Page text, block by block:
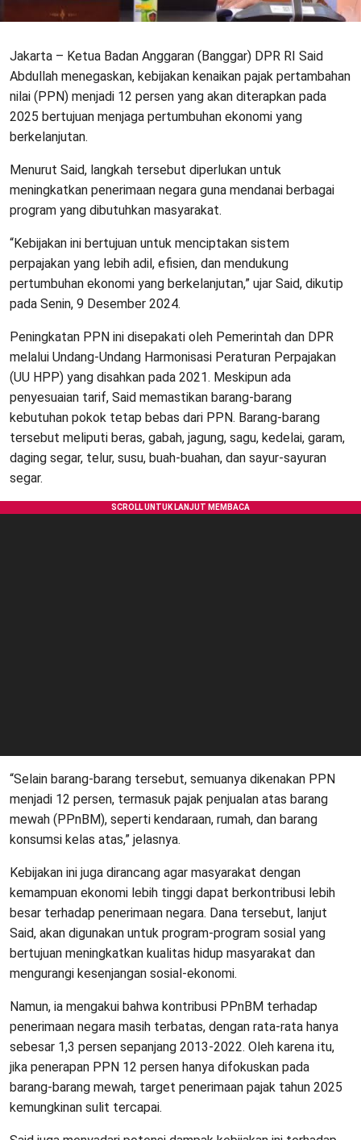
Jakarta – Ketua Badan Anggaran (Banggar) DPR RI Said
Abdullah menegaskan, kebijakan kenaikan pajak pertambahan
nilai (PPN) menjadi 12 persen yang akan diterapkan pada
2025 bertujuan menjaga pertumbuhan ekonomi yang
berkelanjutan.
Menurut Said, langkah tersebut diperlukan untuk
meningkatkan penerimaan negara guna mendanai berbagai
program yang dibutuhkan masyarakat.
“Kebijakan ini bertujuan untuk menciptakan sistem
perpajakan yang lebih adil, efisien, dan mendukung
pertumbuhan ekonomi yang berkelanjutan,” ujar Said, dikutip
pada Senin, 9 Desember 2024.
Peningkatan PPN ini disepakati oleh Pemerintah dan DPR
melalui Undang-Undang Harmonisasi Peraturan Perpajakan
(UU HPP) yang disahkan pada 2021. Meskipun ada
penyesuaian tarif, Said memastikan barang-barang
kebutuhan pokok tetap bebas dari PPN. Barang-barang
tersebut meliputi beras, gabah, jagung, sagu, kedelai, garam,
daging segar, telur, susu, buah-buahan, dan sayur-sayuran
segar.
“Selain barang-barang tersebut, semuanya dikenakan PPN
menjadi 12 persen, termasuk pajak penjualan atas barang
mewah (PPnBM), seperti kendaraan, rumah, dan barang
konsumsi kelas atas,” jelasnya.
Kebijakan ini juga dirancang agar masyarakat dengan
kemampuan ekonomi lebih tinggi dapat berkontribusi lebih
besar terhadap penerimaan negara. Dana tersebut, lanjut
Said, akan digunakan untuk program-program sosial yang
bertujuan meningkatkan kualitas hidup masyarakat dan
mengurangi kesenjangan sosial-ekonomi.
Namun, ia mengakui bahwa kontribusi PPnBM terhadap
penerimaan negara masih terbatas, dengan rata-rata hanya
sebesar 1,3 persen sepanjang 2013-2022. Oleh karena itu,
jika penerapan PPN 12 persen hanya difokuskan pada
barang-barang mewah, target penerimaan pajak tahun 2025
kemungkinan sulit tercapai.